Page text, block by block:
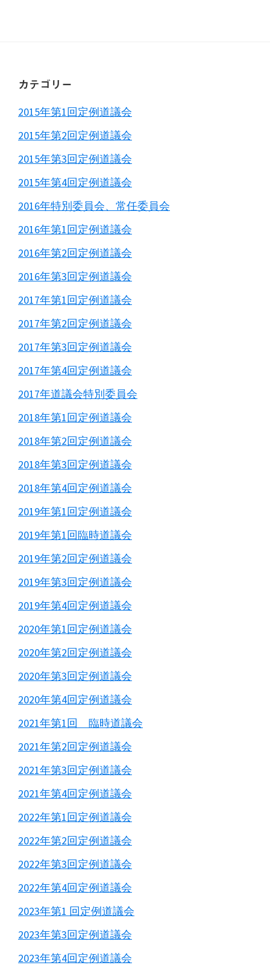
Footer
カテゴリー
2015年第1回定例道議会
2015年第2回定例道議会
2015年第3回定例道議会
2015年第4回定例道議会
2016年特別委員会、常任委員会
2016年第1回定例道議会
2016年第2回定例道議会
2016年第3回定例道議会
2017年第1回定例道議会
2017年第2回定例道議会
2017年第3回定例道議会
2017年第4回定例道議会
2017年道議会特別委員会
2018年第1回定例道議会
2018年第2回定例道議会
2018年第3回定例道議会
2018年第4回定例道議会
2019年第1回定例道議会
2019年第1回臨時道議会
2019年第2回定例道議会
2019年第3回定例道議会
2019年第4回定例道議会
2020年第1回定例道議会
2020年第2回定例道議会
2020年第3回定例道議会
2020年第4回定例道議会
2021年第1回 臨時道議会
2021年第2回定例道議会
2021年第3回定例道議会
2021年第4回定例道議会
2022年第1回定例道議会
2022年第2回定例道議会
2022年第3回定例道議会
2022年第4回定例道議会
2023年第1 回定例道議会
2023年第3回定例道議会
2023年第4回定例道議会